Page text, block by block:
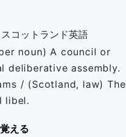
スコットランド英語
noun) A council or
deliberative assembly.
/ (Scotland, law) The
libel.
える